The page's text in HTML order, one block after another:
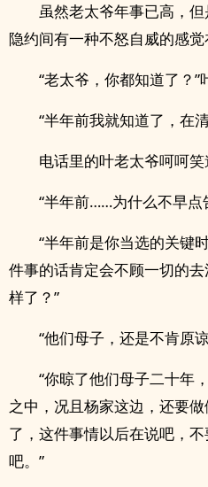
虽然老太爷年事已高，
隐约间有一种不怒自威的感觉
“老太爷，你都知道了？”
“半年前我就知道了，在
电话里的叶老太爷呵呵笑
“半年前……为什么不早点
“半年前是你当选的关键
件事的话肯定会不顾一切的
样了？”
“他们母子，还是不肯原
“你晾了他们母子二十年
之中，况且杨家这边，还要
了，这件事情以后在说吧，
吧。”